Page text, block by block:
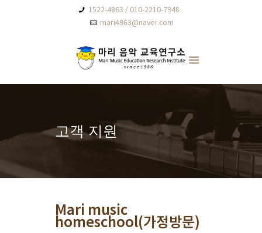
1522-4863 / 010-2210-7948
mari4863@naver.com
고객 지원
Mari music
homeschool(가정방문)